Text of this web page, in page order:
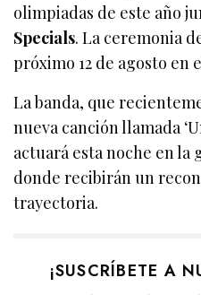
olimpiadas de este año
Specials. La ceremonia
próximo 12 de agosto en
La banda, que
nueva canción llamada
actuará esta noche en la
donde recibirán un
trayectoria.
¡SUSCRÍBETE A